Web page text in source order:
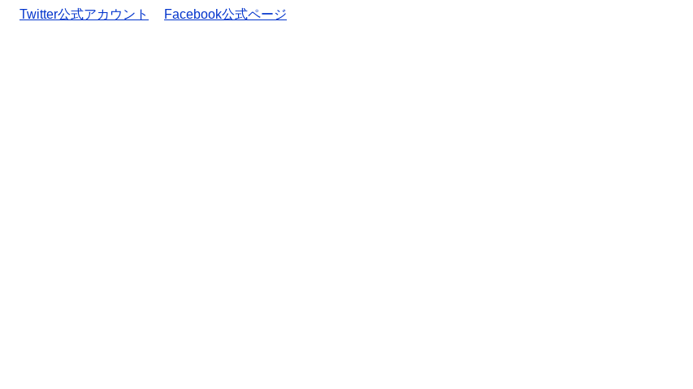
Twitter公式アカウント
Facebook公式ページ